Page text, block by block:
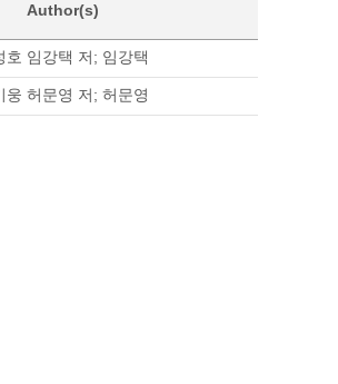
Author(s)
호 임강택 저; 임강택
웅 허문영 저; 허문영